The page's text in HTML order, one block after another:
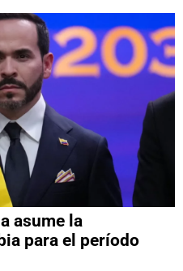
asume la
para el período